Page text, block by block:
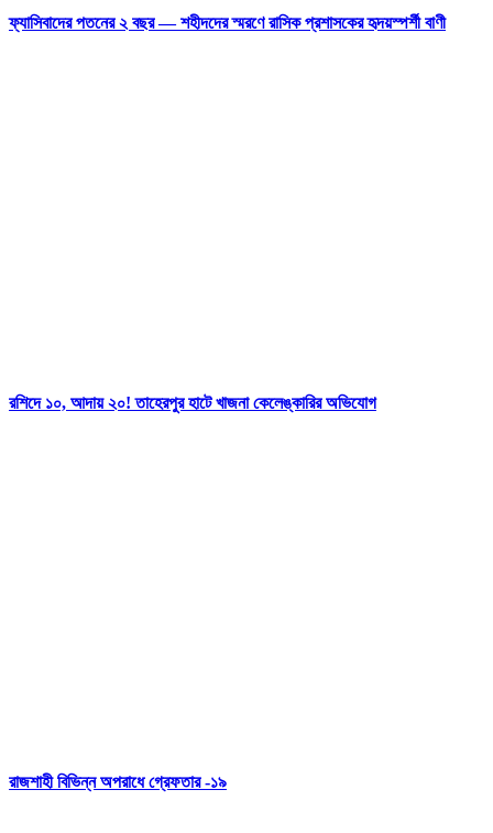
ফ্যাসিবাদের পতনের ২ বছর — শহীদদের স্মরণে রাসিক প্রশাসকের হৃদয়স্পর্শী বাণী
রশিদে ১০, আদায় ২০! তাহেরপুর হাটে খাজনা কেলেঙ্কারির অভিযোগ
রাজশাহী বিভিন্ন অপরাধে গ্রেফতার -১৯